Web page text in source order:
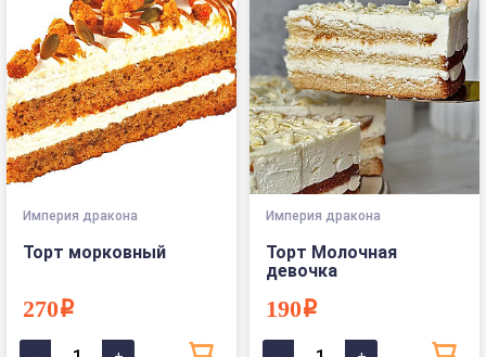
Империя дракона
Торт морковный
270i
Империя дракона
Торт Молочная
девочка
190i